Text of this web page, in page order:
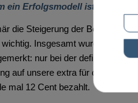
ein Erfolgsmodell ist?
die Steigerung der
Insgesamt wurden
nur bei der definierten
auf unsere extra für die
mal 12 Cent bezahlt.